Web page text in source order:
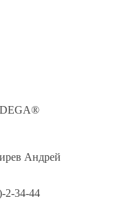
Андрей
2-34-44